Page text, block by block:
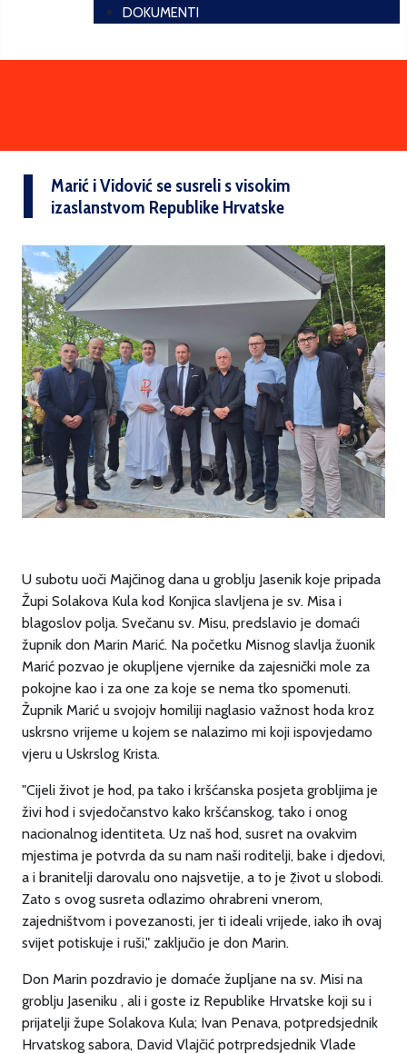
DOKUMENTI
Marić i Vidović se susreli s visokim
izaslanstvom Republike Hrvatske
U subotu uoči Majčinog dana u groblju Jasenik koje pripada
Župi Solakova Kula kod Konjica slavljena je sv. Misa i
blagoslov polja. Svečanu sv. Misu, predslavio je domaći
župnik don Marin Marić. Na početku Misnog slavlja žuonik
Marić pozvao je okupljene vjernike da zajesnički mole za
pokojne kao i za one za koje se nema tko spomenuti.
Župnik Marić u svojojv homiliji naglasio važnost hoda kroz
uskrsno vrijeme u kojem se nalazimo mi koji ispovjedamo
vjeru u Uskrslog Krista.
"Cijeli život je hod, pa tako i kršćanska posjeta grobljima je
živi hod i svjedočanstvo kako kršćanskog, tako i onog
nacionalnog identiteta. Uz naš hod, susret na ovakvim
mjestima je potvrda da su nam naši roditelji, bake i djedovi,
a i branitelji darovalu ono najsvetije, a to je ẓ̌ivot u slobodi.
Zato s ovog susreta odlazimo ohrabreni vnerom,
zajedništvom i povezanosti, jer ti ideali vrijede, iako ih ovaj
svijet potiskuje i ruši," zaključio je don Marin.
Don Marin pozdravio je domaće župljane na sv. Misi na
groblju Jaseniku , ali i goste iz Republike Hrvatske koji su i
prijatelji župe Solakova Kula; Ivan Penava, potpredsjednik
Hrvatskog sabora, David Vlajčić potrpredsjednik Vlade